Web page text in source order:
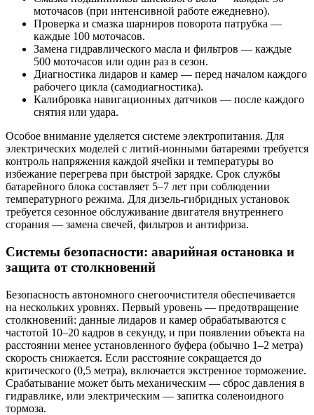
моточасов (при интенсивной работе ежедневно).
Проверка и смазка шарниров поворота патрубка —
каждые 100 моточасов.
Замена гидравлического масла и фильтров — каждые
500 моточасов или один раз в сезон.
Диагностика лидаров и камер — перед началом каждого
рабочего цикла (самодиагностика).
Калибровка навигационных датчиков — после каждого
снятия или удара.
Особое внимание уделяется системе электропитания. Для
электрических моделей с литий-ионными батареями требуется
контроль напряжения каждой ячейки и температуры во
избежание перегрева при быстрой зарядке. Срок службы
батарейного блока составляет 5–7 лет при соблюдении
температурного режима. Для дизель-гибридных установок
требуется сезонное обслуживание двигателя внутреннего
сгорания — замена свечей, фильтров и антифриза.
Системы безопасности: аварийная остановка и
защита от столкновений
Безопасность автономного снегоочистителя обеспечивается
на нескольких уровнях. Первый уровень — предотвращение
столкновений: данные лидаров и камер обрабатываются с
частотой 10–20 кадров в секунду, и при появлении объекта на
расстоянии менее установленного буфера (обычно 1–2 метра)
скорость снижается. Если расстояние сокращается до
критического (0,5 метра), включается экстренное торможение.
Срабатывание может быть механическим — сброс давления в
гидравлике, или электрическим — запитка соленоидного
тормоза.